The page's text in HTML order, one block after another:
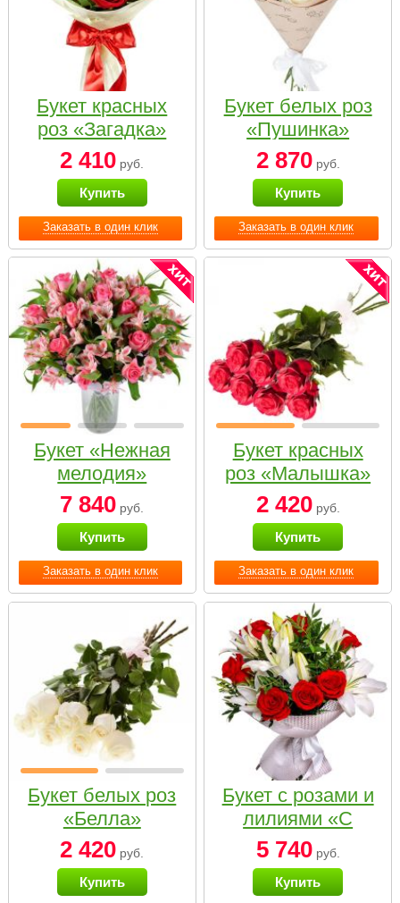
Заказать в один клик
Букет красных
роз «Загадка»
2 410 руб.
Купить
Заказать в один клик
Букет белых роз
«Пушинка»
2 870руб.
Купить
Заказать в один клик
Букет «Нежная
мелодия»
7 840 руб.
Купить
Заказать в один клик
Букет красных
роз «Малышка»
2 420руб.
Купить
Букет белых роз
«Белла»
2 420 руб.
Купить
Букет с розами и
лилиями «С
наилучшими
пожеланиями»
5 740руб.
Купить